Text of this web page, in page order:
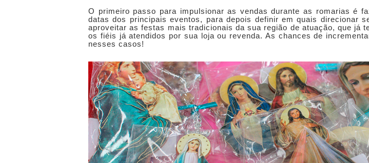
O primeiro passo para impulsionar as vendas durante as romarias é
datas dos principais eventos, para depois definir em quais direcionar
aproveitar as festas mais tradicionais da sua região de atuação, que já
os fiéis já atendidos por sua loja ou revenda. As chances de
nesses casos!